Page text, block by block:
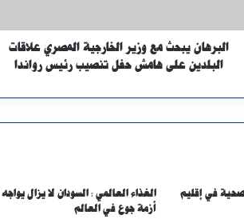
البرهان يبحث مع وزير الخارجية المصري علاقات
البلدين على هامش حفل تنصيب رئيس رواندا
في إقليم
الغذاء العالمي : السودان لا يزال يواجه
أزمة جوع في العالم